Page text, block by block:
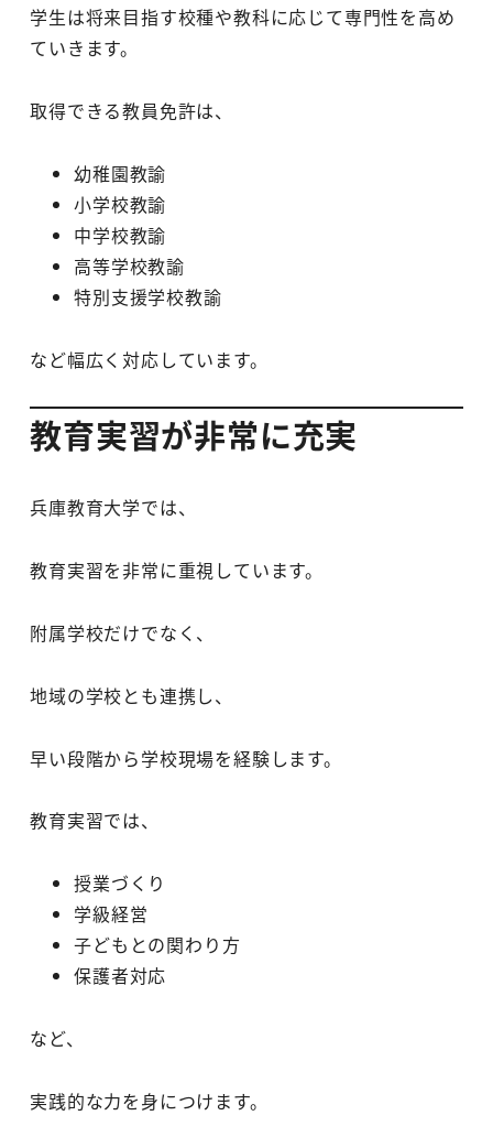
学生は将来目指す校種や教科に応じて専門性を高め
ていきます。
取得できる教員免許は、
幼稚園教諭
小学校教諭
中学校教諭
高等学校教諭
特別支援学校教諭
など幅広く対応しています。
教育実習が非常に充実
兵庫教育大学では、
教育実習を非常に重視しています。
附属学校だけでなく、
地域の学校とも連携し、
早い段階から学校現場を経験します。
教育実習では、
授業づくり
学級経営
子どもとの関わり方
保護者対応
など、
実践的な力を身につけます。